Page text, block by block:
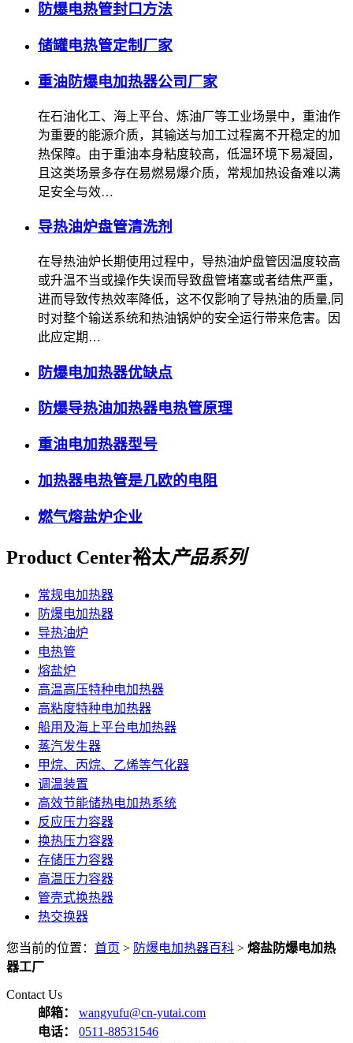
防爆电热管封口方法
储罐电热管定制厂家
重油防爆电加热器公司厂家
在石油化工、海上平台、炼油厂等工业场景中，重油作
为重要的能源介质，其输送与加工过程离不开稳定的加
热保障。由于重油本身粘度较高，低温环境下易凝固，
且这类场景多存在易燃易爆介质，常规加热设备难以满
足安全与效…
导热油炉盘管清洗剂
在导热油炉长期使用过程中，导热油炉盘管因温度较高
或升温不当或操作失误而导致盘管堵塞或者结焦严重，
进而导致传热效率降低，这不仅影响了导热油的质量,同
时对整个输送系统和热油锅炉的安全运行带来危害。因
此应定期…
防爆电加热器优缺点
防爆导热油加热器电热管原理
重油电加热器型号
加热器电热管是几欧的电阻
燃气熔盐炉企业
Product Center裕太产品系列
常规电加热器
防爆电加热器
导热油炉
电热管
熔盐炉
高温高压特种电加热器
高粘度特种电加热器
船用及海上平台电加热器
蒸汽发生器
甲烷、丙烷、乙烯等气化器
调温装置
高效节能储热电加热系统
反应压力容器
换热压力容器
存储压力容器
高温压力容器
管壳式换热器
热交换器
您当前的位置： 首页 > 防爆电加热器百科 > 熔盐防爆电加热
器工厂
Contact Us
邮箱：
wangyufu@cn-yutai.com
电话：
0511-88531546